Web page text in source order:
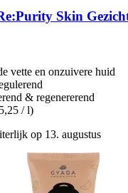
Skin
vette en onzuivere huid
& regenererend
/ l)
op 13. augustus